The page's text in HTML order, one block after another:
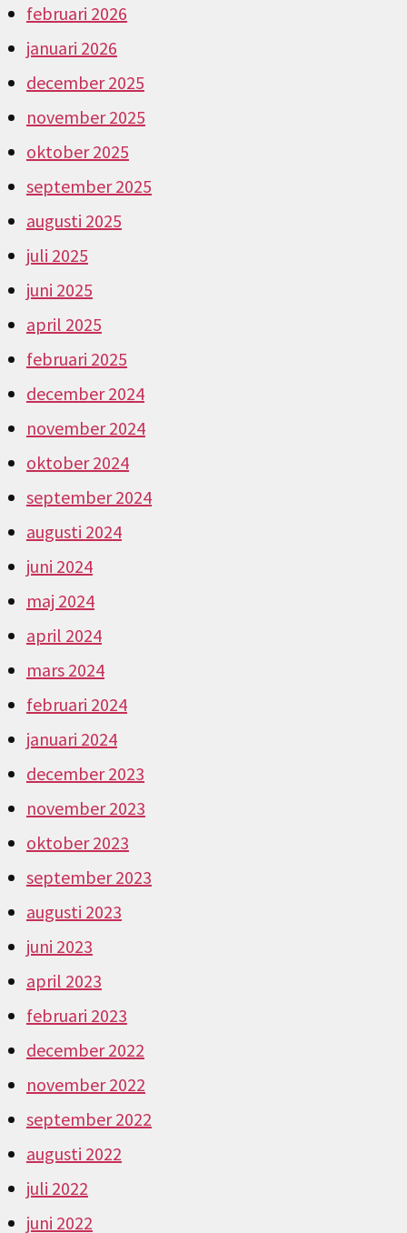
februari 2026
januari 2026
december 2025
november 2025
oktober 2025
september 2025
augusti 2025
juli 2025
juni 2025
april 2025
februari 2025
december 2024
november 2024
oktober 2024
september 2024
augusti 2024
juni 2024
maj 2024
april 2024
mars 2024
februari 2024
januari 2024
december 2023
november 2023
oktober 2023
september 2023
augusti 2023
juni 2023
april 2023
februari 2023
december 2022
november 2022
september 2022
augusti 2022
juli 2022
juni 2022